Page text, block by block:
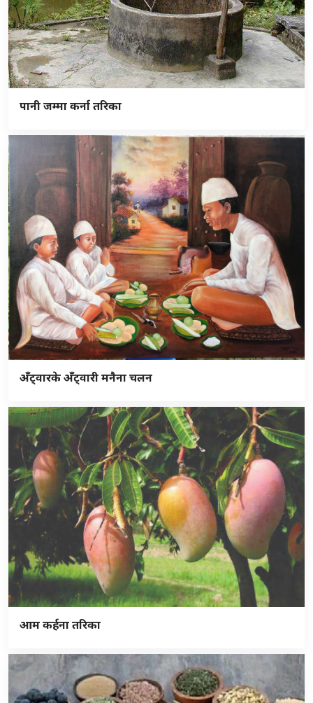
पानी जम्मा कर्ना तरिका
अँट्वारके अँट्वारी मनैना चलन
आम कर्हना तरिका